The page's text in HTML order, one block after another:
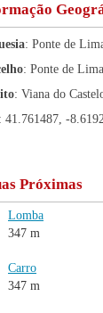
: Ponte de
: Ponte de Lima
: Viana do
: 41.761487, -
Próximas
Lomba
347 m
Carro
347 m